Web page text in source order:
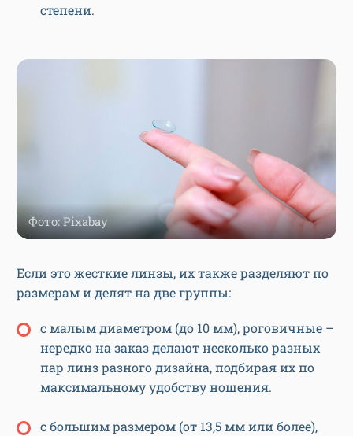
степени.
Фото: Pixabay
Если это жесткие линзы, их также разделяют по
размерам и делят на две группы:
с малым диаметром (до 10 мм), роговичные –
нередко на заказ делают несколько разных
пар линз разного дизайна, подбирая их по
максимальному удобству ношения.
с большим размером (от 13,5 мм или более),